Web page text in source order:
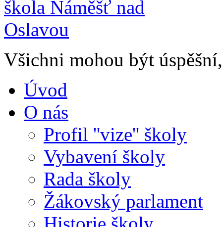
Všichni mohou být
Úvod
O nás
Profil ''vize'' školy
Vybavení školy
Rada školy
Žákovský parlament